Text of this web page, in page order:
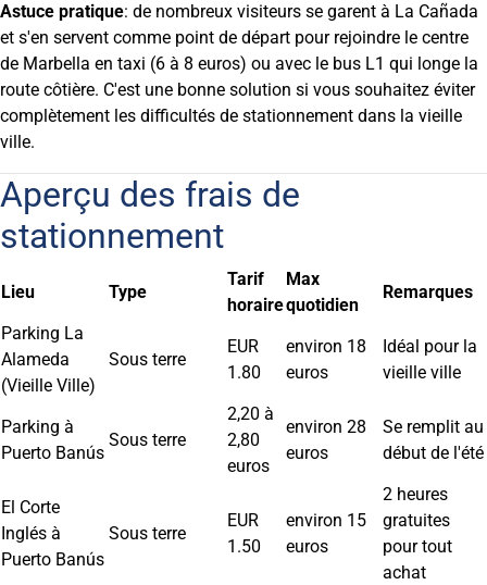
Astuce pratique: de nombreux visiteurs se garent à La Cañada
et s'en servent comme point de départ pour rejoindre le centre
de Marbella en taxi (6 à 8 euros) ou avec le bus L1 qui longe la
route côtière. C'est une bonne solution si vous souhaitez éviter
complètement les difficultés de stationnement dans la vieille
ville.
Aperçu des frais de
stationnement
Lieu Type
Tarif
horaire
Max
quotidien
Remarques
Parking La
Alameda
(Vieille Ville)
Sous terre
EUR
1.80
environ 18
euros
Idéal pour la
vieille ville
Parking à
Puerto Banús
Sous terre
2,20 à
2,80
euros
environ 28
euros
Se remplit au
début de l'été
El Corte
Inglés à
Puerto Banús
Sous terre
EUR
1.50
environ 15
euros
2 heures
gratuites
pour tout
achat